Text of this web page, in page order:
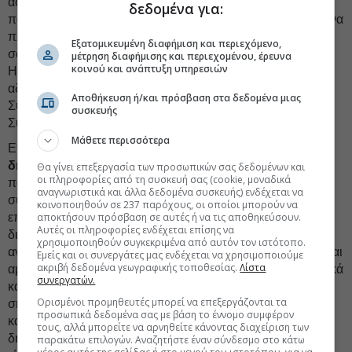
παρέμενε “προσωρινό” επί 28 χρόνια. Περνάμε πλέον σε ένα
πλαίσιο οριστικής αδειοδότησης, με κανόνες, διαφάνεια και
σαφή κριτήρια. Και το κάνουμε με τον θεσμικά ορθό τρόπο:
Η εκτελεστική εξουσία δεν αναλαμβάνει τη χορήγηση των
αδειών. Η διαδικασία ανατίθεται, όπως επιβάλλει το
Σύνταγμα, στο αρμόδιο ανεξάρτητο όργανο, το Εθνικό
Συμβούλιο Ραδιοτηλεόρασης.
Επίσης, αφήνουμε πίσω το αποτυχημένο μοντέλο της
δημοπρασίας,καθώς δεν πιστεύουμε ότι είναι σωστό να
παίρνει άδεια όποιος δίνει τα περισσότερα χρήματα, όπως
συνέβαινε στο παρελθόν. Είναι ιδιαίτερα σημαντικό να
επισημανθεί ότι κατά τη συζήτηση του νομοσχεδίου
διαμορφώθηκε ένα πεδίο συνεννόησης με τα κόμματα της
αντιπολίτευσης και ο διάλογος διεξήχθη με όρους ουσίας και
αμοιβαίου σεβασμού, αντί στείρας αντιπαράθεσης. Τα τοπικά
κανάλια είναι οι σταθμοί αυτοί που προβάλλουν τα πολύ
σημαντικά ζητήματα για κάθε χωριό, κάθε πόλη, κάθε νομό,
κάθε γειτονιά και της Αττικής και της περιφέρειας. Είναι οι
δημοσιογράφοι, οι τεχνικοί, οι υπάλληλοι συνολικά, αλλά
δεδομένα για:
Εξατομικευμένη διαφήμιση και περιεχόμενο,
μέτρηση διαφήμισης και περιεχομένου, έρευνα
κοινού και ανάπτυξη υπηρεσιών
Αποθήκευση ή/και πρόσβαση στα δεδομένα μιας
συσκευής
Μάθετε περισσότερα
Θα γίνει επεξεργασία των προσωπικών σας δεδομένων και
οι πληροφορίες από τη συσκευή σας (cookie, μοναδικά
αναγνωριστικά και άλλα δεδομένα συσκευής) ενδέχεται να
κοινοποιηθούν σε 237 παρόχους, οι οποίοι μπορούν να
αποκτήσουν πρόσβαση σε αυτές ή να τις αποθηκεύσουν.
Αυτές οι πληροφορίες ενδέχεται επίσης να
χρησιμοποιηθούν συγκεκριμένα από αυτόν τον ιστότοπο.
Εμείς και οι συνεργάτες μας ενδέχεται να χρησιμοποιούμε
ακριβή δεδομένα γεωγραφικής τοποθεσίας.Λίστα
συνεργατών.
Ορισμένοι προμηθευτές μπορεί να επεξεργάζονται τα
προσωπικά δεδομένα σας με βάση το έννομο συμφέρον
τους, αλλά μπορείτε να αρνηθείτε κάνοντας διαχείριση των
παρακάτω επιλογών. Αναζητήστε έναν σύνδεσμο στο κάτω